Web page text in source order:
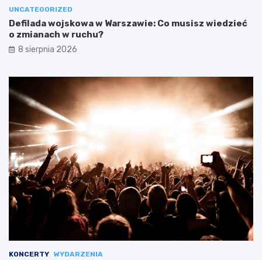
UNCATEGORIZED
Defilada wojskowa w Warszawie: Co musisz wiedzieć
o zmianach w ruchu?
8 sierpnia 2026
KONCERTY WYDARZENIA